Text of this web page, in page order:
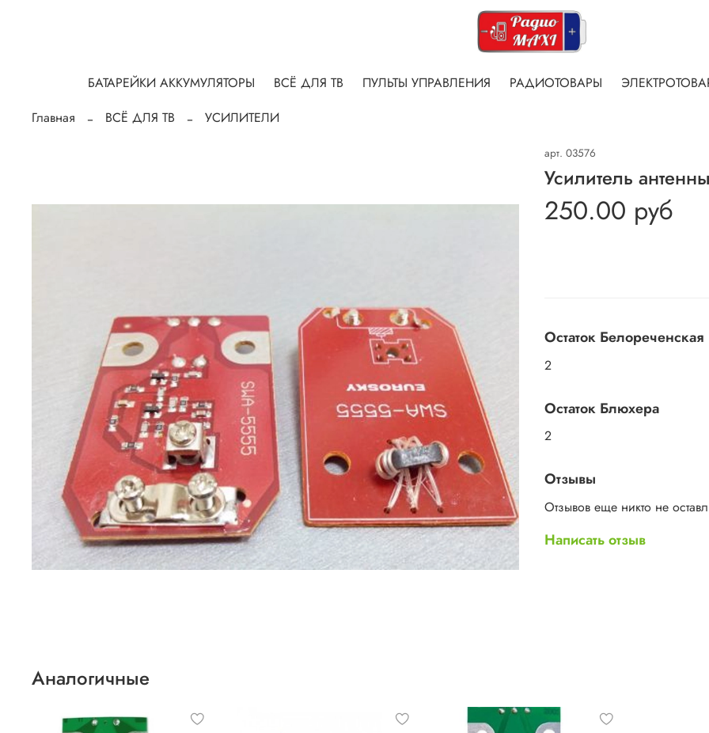
БАТАРЕЙКИ АККУМУЛЯТОРЫ ВСЁ ДЛЯ ТВ ПУЛЬТЫ УПРАВЛЕНИЯ РАДИОТОВАРЫ
Главная
ВСЁ ДЛЯ ТВ УСИЛИТЕЛИ
арт. 03576
Усилитель
250.00 руб
Остаток Белореченская
2
Остаток Блюхера
2
Отзывы
Отзывов еще никто не
Написать отзыв
Аналогичные